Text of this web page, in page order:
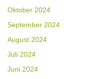
Oktober 2024
September 2024
August 2024
Juli 2024
Juni 2024